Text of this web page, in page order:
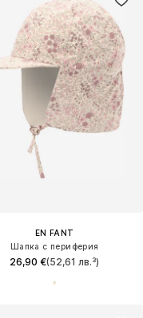
EN FANT
Шапка с периферия
26,90 €(52,61 лв.³)